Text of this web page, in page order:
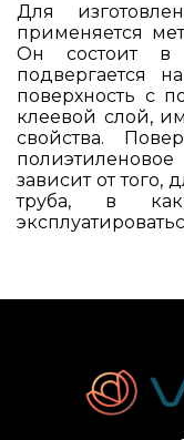
Для
применяется
Он состоит в
подвергается
поверхность с
клеевой слой,
свойства.
зависит от того,
труба, в